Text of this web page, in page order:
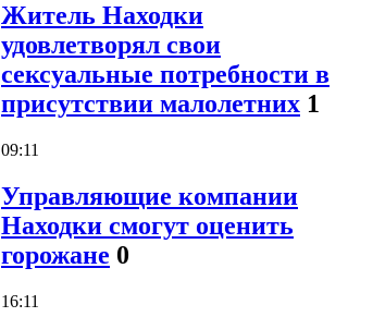
Житель Находки
удовлетворял свои
сексуальные потребности в
присутствии малолетних 1
09:11
Управляющие компании
Находки смогут оценить
горожане 0
16:11